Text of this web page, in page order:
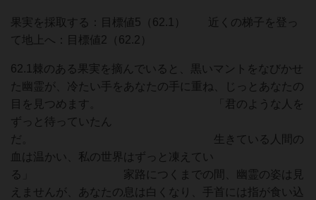
果実を採取する：目標値5（62.1） 近くの梯子を登っ
て地上へ：目標値2（62.2）
62.1棘のある果実を摘んでいると、黒いマントをなびかせ
た幽霊が、冷たい手をあなたの手に重ね、じっとあなたの
目を見つめます。 「君のような人を
ずっと待っていたん
だ。 生きている人間の
血は温かい、私の世界はずっと凍えてい
る」 家路につくまでの間、幽霊の姿は見
えませんが、あなたの息は白くなり、手首には指が食い込